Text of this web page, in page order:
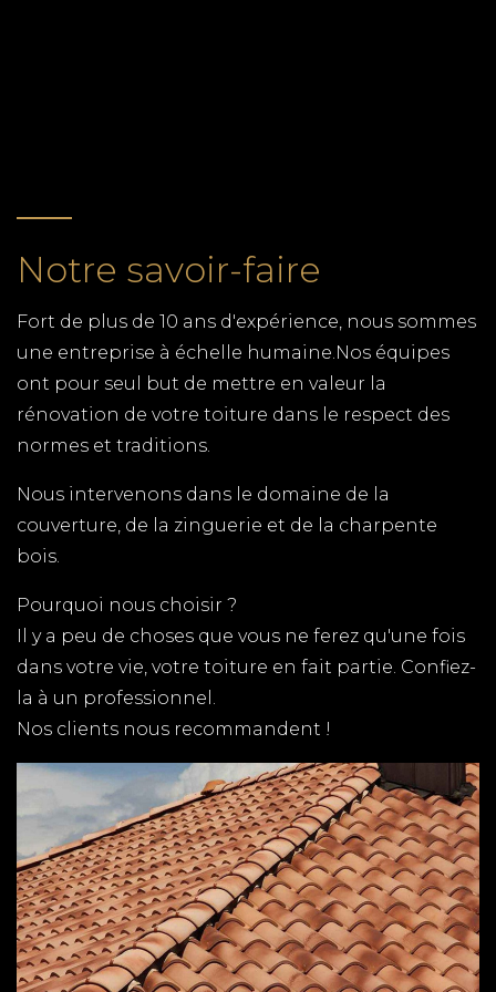
ZINGUERIE CORME ECLUSE
TPG RENOVATION intervient sur l'ensemble du
département de la Charente-Maritime (17) pour
tous vos travaux de zinguerie. Gouttières,
chéneaux, dalles, toitures en zinc, notre équipe de
couvreurs zingueurs expérimentés, met ses
compétences à votre service.
MENUISIER SAUJON
fenêtres, fabrication de volets, terrasse en bois et
tous autres travaux de menuiserie en Charente-
Maritime (17)
MENUISIER ARVERT
TPG RENOVATION spécialiste de la pose de
fenêtres, fabrication de volets, terrasse en bois et
tous autres travaux de menuiserie en Charente-
Maritime (17)
PLAQUISTE LE GUA
TPG RENOVATION intervient sur l'ensemble du
département de la Charente-Maritime (17) pour
Notre savoir-faire
Fort de plus de 10 ans d'expérience, nous sommes
une entreprise à échelle humaine.Nos équipes
ont pour seul but de mettre en valeur la
rénovation de votre toiture dans le respect des
normes et traditions.
Nous intervenons dans le domaine de la
couverture, de la zinguerie et de la charpente
bois.
Pourquoi nous choisir ?
Il y a peu de choses que vous ne ferez qu'une fois
dans votre vie, votre toiture en fait partie. Confiez-
la à un professionnel.
Nos clients nous recommandent !